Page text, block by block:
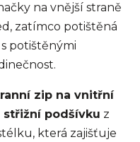
na vnější straně
zatímco potištěná
potištěnými
zip na vnitřní
podšívku z
která zajišťuje